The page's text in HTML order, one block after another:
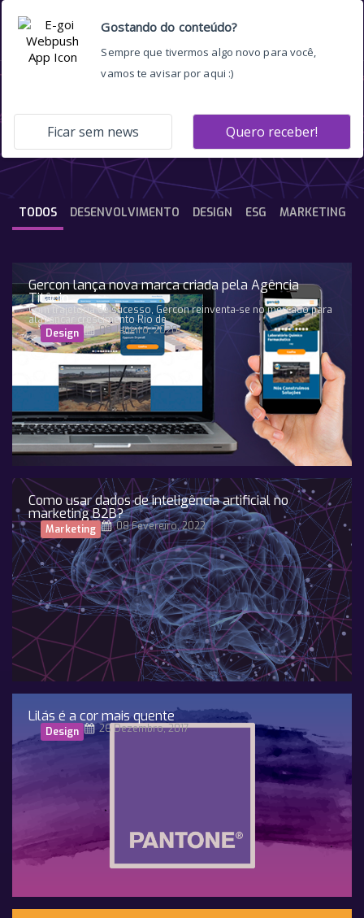
transformação digital
DESENVOLVIMENTO DESIGN ESG MARKETING
TODOS
Gercon lança nova marca criada pela Agência
Titânio
Com trajetória de sucesso, Gercon reinventa-se no mercado para
alavancar crescimento Rio de
Design
09 Janeiro, 2020
Como usar dados de inteligência artificial no
marketing B2B?
Marketing 08 Fevereiro, 2022
Lilás é a cor mais quente
Design 26 Dezembro, 2017